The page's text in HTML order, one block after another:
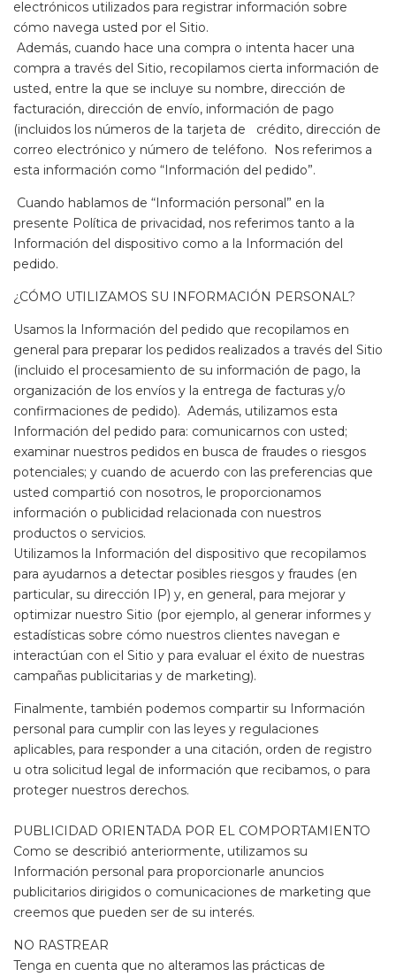
electrónicos utilizados para registrar información sobre
cómo navega usted por el Sitio.
Además, cuando hace una compra o intenta hacer una
compra a través del Sitio, recopilamos cierta información de
usted, entre la que se incluye su nombre, dirección de
facturación, dirección de envío, información de pago
(incluidos los números de la tarjeta de crédito, dirección de
correo electrónico y número de teléfono. Nos referimos a
esta información como “Información del pedido”.
Cuando hablamos de “Información personal” en la
presente Política de privacidad, nos referimos tanto a la
Información del dispositivo como a la Información del
pedido.
¿CÓMO UTILIZAMOS SU INFORMACIÓN PERSONAL?
Usamos la Información del pedido que recopilamos en
general para preparar los pedidos realizados a través del Sitio
(incluido el procesamiento de su información de pago, la
organización de los envíos y la entrega de facturas y/o
confirmaciones de pedido). Además, utilizamos esta
Información del pedido para: comunicarnos con usted;
examinar nuestros pedidos en busca de fraudes o riesgos
potenciales; y cuando de acuerdo con las preferencias que
usted compartió con nosotros, le proporcionamos
información o publicidad relacionada con nuestros
productos o servicios.
Utilizamos la Información del dispositivo que recopilamos
para ayudarnos a detectar posibles riesgos y fraudes (en
particular, su dirección IP) y, en general, para mejorar y
optimizar nuestro Sitio (por ejemplo, al generar informes y
estadísticas sobre cómo nuestros clientes navegan e
interactúan con el Sitio y para evaluar el éxito de nuestras
campañas publicitarias y de marketing).
Finalmente, también podemos compartir su Información
personal para cumplir con las leyes y regulaciones
aplicables, para responder a una citación, orden de registro
u otra solicitud legal de información que recibamos, o para
proteger nuestros derechos.
PUBLICIDAD ORIENTADA POR EL COMPORTAMIENTO
Como se describió anteriormente, utilizamos su
Información personal para proporcionarle anuncios
publicitarios dirigidos o comunicaciones de marketing que
creemos que pueden ser de su interés.
NO RASTREAR
Tenga en cuenta que no alteramos las prácticas de